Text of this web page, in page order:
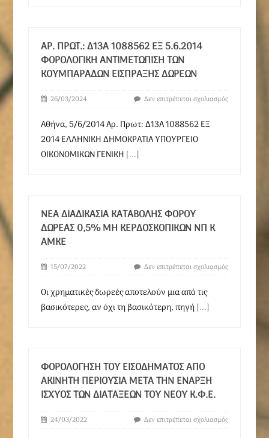
ΑΡ. ΠΡΩΤ.: Δ13Α 1088562 ΕΞ 5.6.2014
ΦΟΡΟΛΟΓΙΚΉ ΑΝΤΙΜΕΤΏΠΙΣΗ ΤΩΝ
ΚΟΥΜΠΑΡΆΔΩΝ ΕΊΣΠΡΑΞΗΣ ΔΩΡΕΏΝ
26/03/2024 Δεν επιτρέπεται σχολιασμός
Αθήνα, 5/6/2014 Αρ. Πρωτ: Δ13Α 1088562 ΕΞ
2014 ΕΛΛΗΝΙΚΗ ΔΗΜΟΚΡΑΤΙΑ ΥΠΟΥΡΓΕΙΟ
ΟΙΚΟΝΟΜΙΚΩΝ ΓΕΝΙΚΗ [...]
ΝΈΑ ΔΙΑΔΙΚΑΣΊΑ ΚΑΤΑΒΟΛΉΣ ΦΌΡΟΥ
ΔΩΡΕΆΣ 0,5% ΜΗ ΚΕΡΔΟΣΚΟΠΙΚΏΝ ΝΠ Κ
ΑΜΚΕ
15/07/2022 Δεν επιτρέπεται σχολιασμός
Οι χρηματικές δωρεές αποτελούν μια από τις
βασικότερες, αν όχι τη βασικότερη, πηγή[...]
ΦΟΡΟΛΌΓΗΣΗ ΤΟΥ ΕΙΣΟΔΉΜΑΤΟΣ ΑΠΌ
ΑΚΊΝΗΤΗ ΠΕΡΙΟΥΣΊΑ ΜΕΤΆ ΤΗΝ ΈΝΑΡΞΗ
ΙΣΧΎΟΣ ΤΩΝ ΔΙΑΤΆΞΕΩΝ ΤΟΥ ΝΈΟΥ Κ.Φ.Ε.
24/03/2022 Δεν επιτρέπεται σχολιασμός